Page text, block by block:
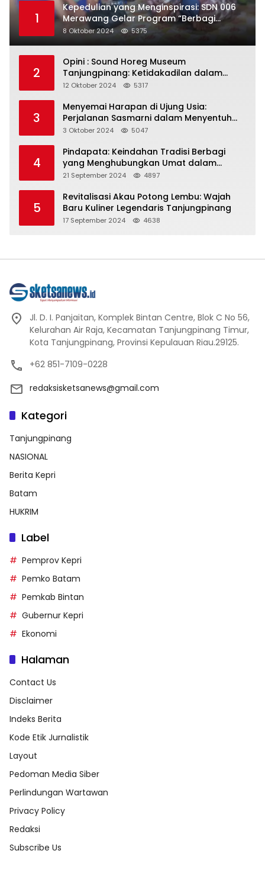
1
Kepedulian yang Menginspirasi: SDN 006
Merawang Gelar Program “Berbagi
Segenggam Beras”
8 Oktober 2024 5375
2
Opini : Sound Horeg Museum
Tanjungpinang: Ketidakadilan dalam
Representasi
12 Oktober 2024 5317
3
Menyemai Harapan di Ujung Usia:
Perjalanan Sasmarni dalam Menyentuh
Hati dan Jiwa
3 Oktober 2024 5047
4
Pindapata: Keindahan Tradisi Berbagi
yang Menghubungkan Umat dalam
Spiritualitas dan Kebersamaan dalam
21 September 2024 4897
5
Revitalisasi Akau Potong Lembu: Wajah
Baru Kuliner Legendaris Tanjungpinang
17 September 2024 4638
Jl. D. I. Panjaitan, Komplek Bintan Centre, Blok C No 56,
Kelurahan Air Raja, Kecamatan Tanjungpinang Timur,
Kota Tanjungpinang, Provinsi Kepulauan Riau.29125.
+62 851-7109-0228
redaksisketsanews@gmail.com
Kategori
Tanjungpinang
NASIONAL
Berita Kepri
Batam
HUKRIM
Label
Pemprov Kepri
Pemko Batam
Pemkab Bintan
Gubernur Kepri
Ekonomi
Halaman
Contact Us
Disclaimer
Indeks Berita
Kode Etik Jurnalistik
Layout
Pedoman Media Siber
Perlindungan Wartawan
Privacy Policy
Redaksi
Subscribe Us